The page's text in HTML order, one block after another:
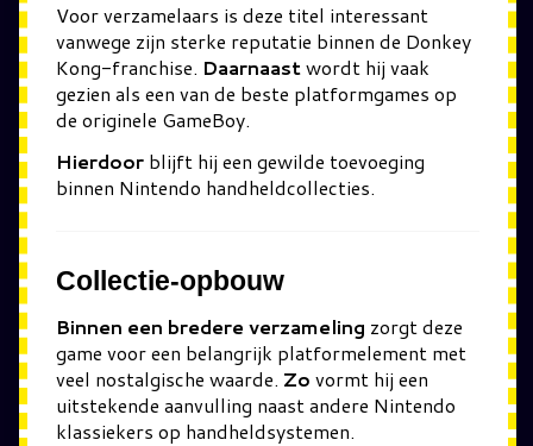
Voor verzamelaars is deze titel interessant
vanwege zijn sterke reputatie binnen de Donkey
Kong-franchise. Daarnaastwordt hij vaak
gezien als een van de beste platformgames op
de originele GameBoy.
Hierdoor blijft hij een gewilde toevoeging
binnen Nintendo handheldcollecties.
Collectie-opbouw
Binnen een bredere verzameling zorgt deze
game voor een belangrijk platformelement met
veel nostalgische waarde. Zo vormt hij een
uitstekende aanvulling naast andere Nintendo
klassiekers op handheldsystemen.